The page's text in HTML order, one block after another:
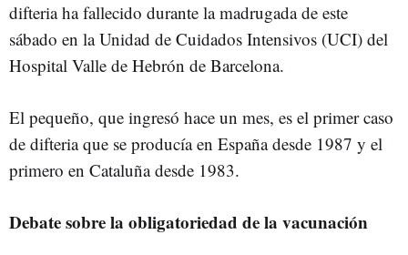
difteria ha fallecido durante la madrugada de este
sábado en la Unidad de Cuidados Intensivos (UCI) del
Hospital Valle de Hebrón de Barcelona.
El pequeño, que ingresó hace un mes, es el primer caso
de difteria que se producía en España desde 1987 y el
primero en Cataluña desde 1983.
Debate sobre la obligatoriedad de la vacunación